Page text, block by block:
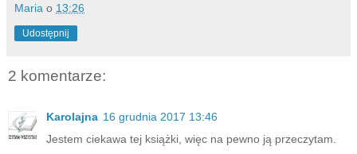
Maria o 13:26
Udostępnij
2 komentarze:
Karolajna 16 grudnia 2017 13:46
Jestem ciekawa tej książki, więc na pewno ją przeczytam.